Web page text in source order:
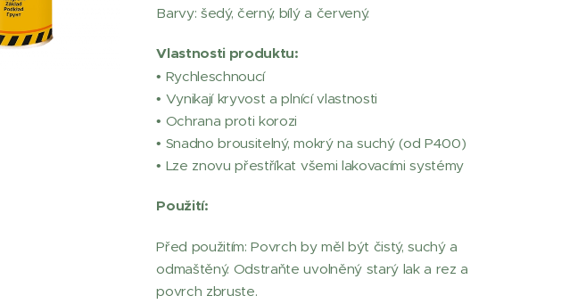
Barvy: šedý, černý, bílý a červený.
Vlastnosti produktu:
• Rychleschnoucí
• Vynikají kryvost a plnící vlastnosti
• Ochrana proti korozi
• Snadno brousitelný, mokrý na suchý (od P400)
• Lze znovu přestříkat všemi lakovacími systémy
Použití:
Před použitím: Povrch by měl být čistý, suchý a
odmaštěný. Odstraňte uvolněný starý lak a rez a
povrch zbruste.